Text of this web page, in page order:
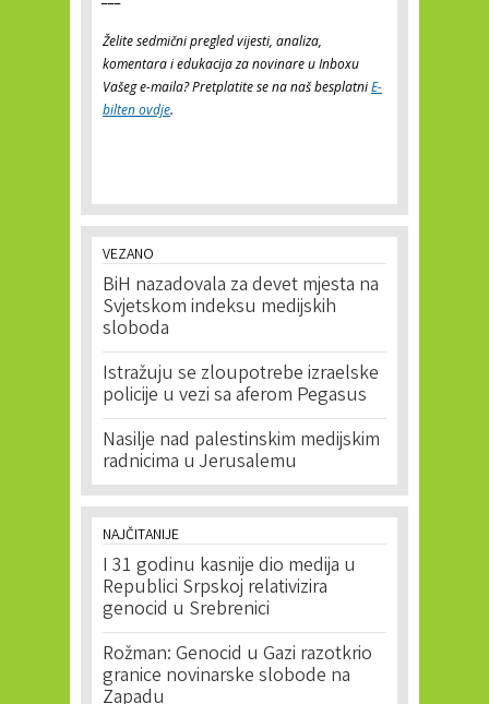
Želite sedmični pregled vijesti, analiza,
komentara i edukacija za novinare u Inboxu
Vašeg e-maila? Pretplatite se na naš besplatniE-
bilten ovdje.
VEZANO
BiH nazadovala za devet mjesta na
Svjetskom indeksu medijskih
sloboda
Istražuju se zloupotrebe izraelske
policije u vezi sa aferom Pegasus
Nasilje nad palestinskim medijskim
radnicima u Jerusalemu
NAJČITANIJE
I 31 godinu kasnije dio medija u
Republici Srpskoj relativizira
genocid u Srebrenici
Rožman: Genocid u Gazi razotkrio
granice novinarske slobode na